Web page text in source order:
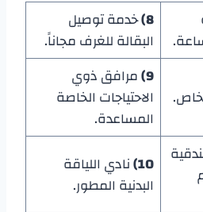
8) خدمة توصيل
البقالة للغرف مجاناً.
9) مرافق ذوي
الاحتياجات الخاصة
المساعدة.
10) نادي اللياقة
البدنية المطور.